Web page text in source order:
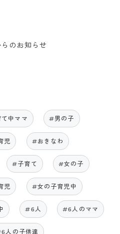
のお知らせ
中ママ #男の子
児 #おきなわ
#子育て #女の子
児 #女の子育児中
#6人 #6人のママ
人の子供達